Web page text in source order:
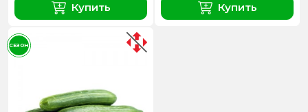
Купить Купить
СЕЗОН